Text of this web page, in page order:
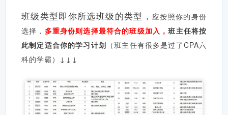
班级类型即你所选班级的类型， 应按照你的身份
选择， 多重身份则选择最符合的班级加入，班主任将按
此制定适合你的学习计划 （班主任有很多是过了CPA六
科的学霸）↓↓↓